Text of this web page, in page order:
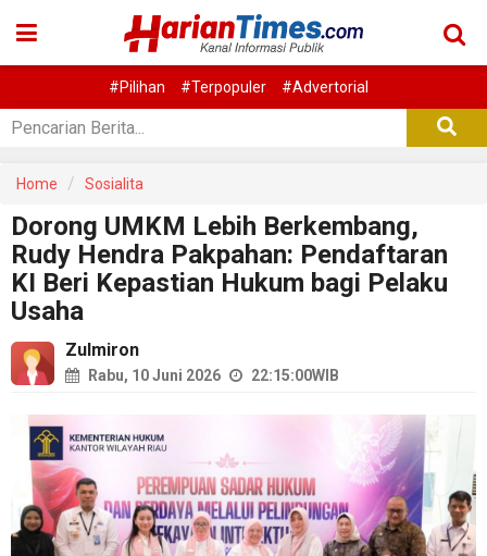
#Pilihan #Terpopuler #Advertorial
Home Sosialita
Dorong UMKM Lebih Berkembang,
Rudy Hendra Pakpahan: Pendaftaran
KI Beri Kepastian Hukum bagi Pelaku
Usaha
Zulmiron
Rabu, 10 Juni 2026 22:15:00WIB